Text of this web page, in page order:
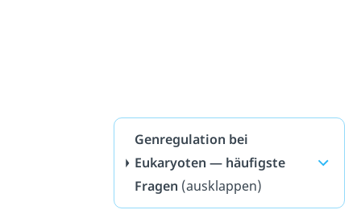
Genregulation bei
Eukaryoten — häufigste
Fragen (ausklappen)